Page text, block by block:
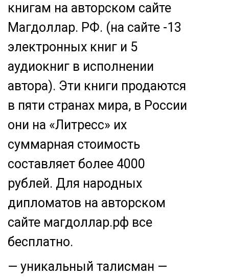
книгам на авторском сайте
Магдоллар. РФ. (на сайте -13
электронных книг и 5
аудиокниг в исполнении
автора). Эти книги продаются
в пяти странах мира, в России
они на «Литресс» их
суммарная стоимость
составляет более 4000
рублей. Для народных
дипломатов на авторском
сайте магдоллар.рф все
бесплатно.
— уникальный талисман —